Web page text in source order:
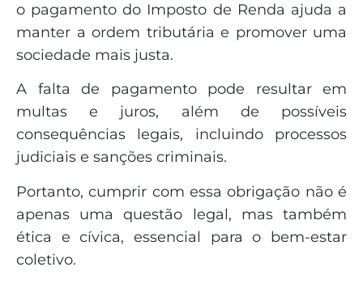
o pagamento do Imposto de Renda ajuda a
manter a ordem tributária e promover uma
sociedade mais justa.
A falta de pagamento pode resultar em
multas e juros, além de possíveis
consequências legais, incluindo processos
judiciais e sanções criminais.
Portanto, cumprir com essa obrigação não é
apenas uma questão legal, mas também
ética e cívica, essencial para o bem-estar
coletivo.